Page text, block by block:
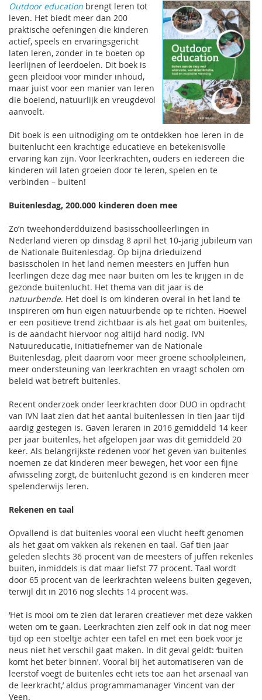
Outdoor education brengt leren tot
leven. Het biedt meer dan 200
praktische oefeningen die kinderen
actief, speels en ervaringsgericht
laten leren, zonder in te boeten op
leerlijnen of leerdoelen. Dit boek is
geen pleidooi voor minder inhoud,
maar juist voor een manier van leren
die boeiend, natuurlijk en vreugdevol
aanvoelt.
Dit boek is een uitnodiging om te ontdekken hoe leren in de
buitenlucht een krachtige educatieve en betekenisvolle
ervaring kan zijn. Voor leerkrachten, ouders en iedereen die
kinderen wil laten groeien door te leren, spelen en te
verbinden – buiten!
Buitenlesdag, 200.000 kinderen doen mee
Zo’n tweehonderdduizend basisschoolleerlingen in
Nederland vieren op dinsdag 8 april het 10-jarig jubileum van
de Nationale Buitenlesdag. Op bijna drieduizend
basisscholen in het land nemen meesters en juffen hun
leerlingen deze dag mee naar buiten om les te krijgen in de
gezonde buitenlucht. Het thema van dit jaar is de
natuurbende. Het doel is om kinderen overal in het land te
inspireren om hun eigen natuurbende op te richten. Hoewel
er een positieve trend zichtbaar is als het gaat om buitenles,
is de aandacht hiervoor nog altijd hard nodig. IVN
Natuureducatie, initiatiefnemer van de Nationale
Buitenlesdag, pleit daarom voor meer groene schoolpleinen,
meer ondersteuning van leerkrachten en vraagt scholen om
beleid wat betreft buitenles.
Recent onderzoek onder leerkrachten door DUO in opdracht
van IVN laat zien dat het aantal buitenlessen in tien jaar tijd
aardig gestegen is. Gaven leraren in 2016 gemiddeld 14 keer
per jaar buitenles, het afgelopen jaar was dit gemiddeld 20
keer. Als belangrijkste redenen voor het geven van buitenles
noemen ze dat kinderen meer bewegen, het voor een fijne
afwisseling zorgt, de buitenlucht gezond is en kinderen meer
spelenderwijs leren.
Rekenen en taal
Opvallend is dat buitenles vooral een vlucht heeft genomen
als het gaat om vakken als rekenen en taal. Gaf tien jaar
geleden slechts 36 procent van de meesters of juffen rekenles
buiten, inmiddels is dat maar liefst 77 procent. Taal wordt
door 65 procent van de leerkrachten weleens buiten gegeven,
terwijl dit in 2016 nog slechts 14 procent was.
‘Het is mooi om te zien dat leraren creatiever met deze vakken
weten om te gaan. Leerkrachten zien zelf ook in dat nog meer
tijd op een stoeltje achter een tafel en met een boek voor je
neus niet het verschil gaat maken. In dit geval geldt: ‘buiten
komt het beter binnen’. Vooral bij het automatiseren van de
leerstof voegt de buitenles echt iets toe aan het arsenaal van
de leerkracht,’ aldus programmamanager Vincent van der
Veen.